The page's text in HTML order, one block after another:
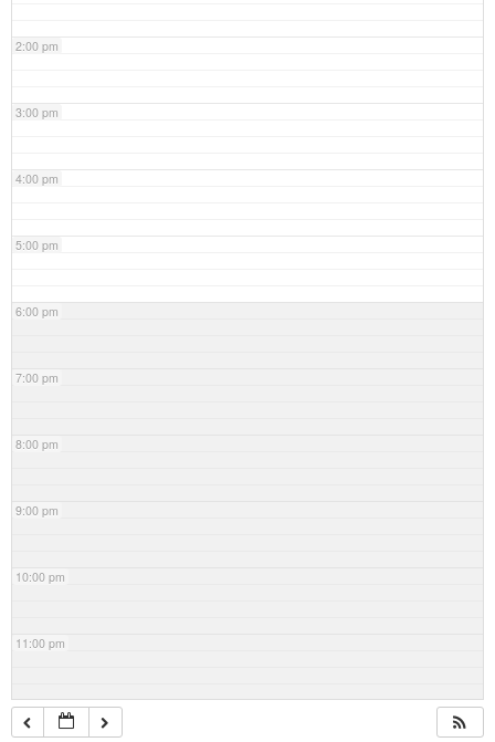
2:00 pm
3:00 pm
4:00 pm
5:00 pm
6:00 pm
7:00 pm
8:00 pm
9:00 pm
10:00 pm
11:00 pm